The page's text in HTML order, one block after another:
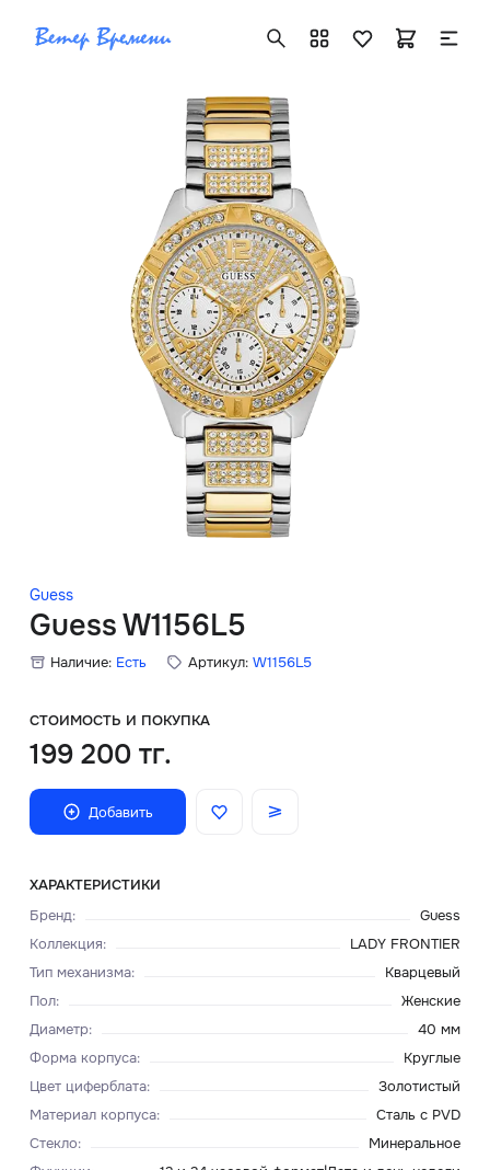
Guess
Guess W1156L5
Наличие: Есть Артикул: W1156L5
СТОИМОСТЬ И ПОКУПКА
199 200 тг.
Добавить
ХАРАКТЕРИСТИКИ
Бренд:
Guess
Коллекция:
LADY FRONTIER
Тип механизма:
Кварцевый
Пол:
Женские
Диаметр:
40 мм
Форма корпуса:
Круглые
Цвет циферблата:
Золотистый
Материал корпуса:
Сталь с PVD
Стекло:
Минеральное
+7 ( 705 ) 181-42-50
info@vetervremeni.kz
Авторизация
Каталог
Мужские часы
Женские часы
Скидки
Главная
О нас